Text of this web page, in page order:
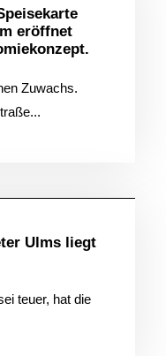
eröffnet
Zuwachs.
Ulms liegt
teuer, hat die